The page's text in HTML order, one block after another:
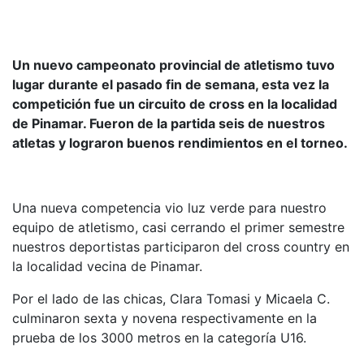
Un nuevo campeonato provincial de atletismo tuvo
lugar durante el pasado fin de semana, esta vez la
competición fue un circuito de cross en la localidad
de Pinamar. Fueron de la partida seis de nuestros
atletas y lograron buenos rendimientos en el torneo.
Una nueva competencia vio luz verde para nuestro
equipo de atletismo, casi cerrando el primer semestre
nuestros deportistas participaron del cross country en
la localidad vecina de Pinamar.
Por el lado de las chicas, Clara Tomasi y Micaela C.
culminaron sexta y novena respectivamente en la
prueba de los 3000 metros en la categoría U16.